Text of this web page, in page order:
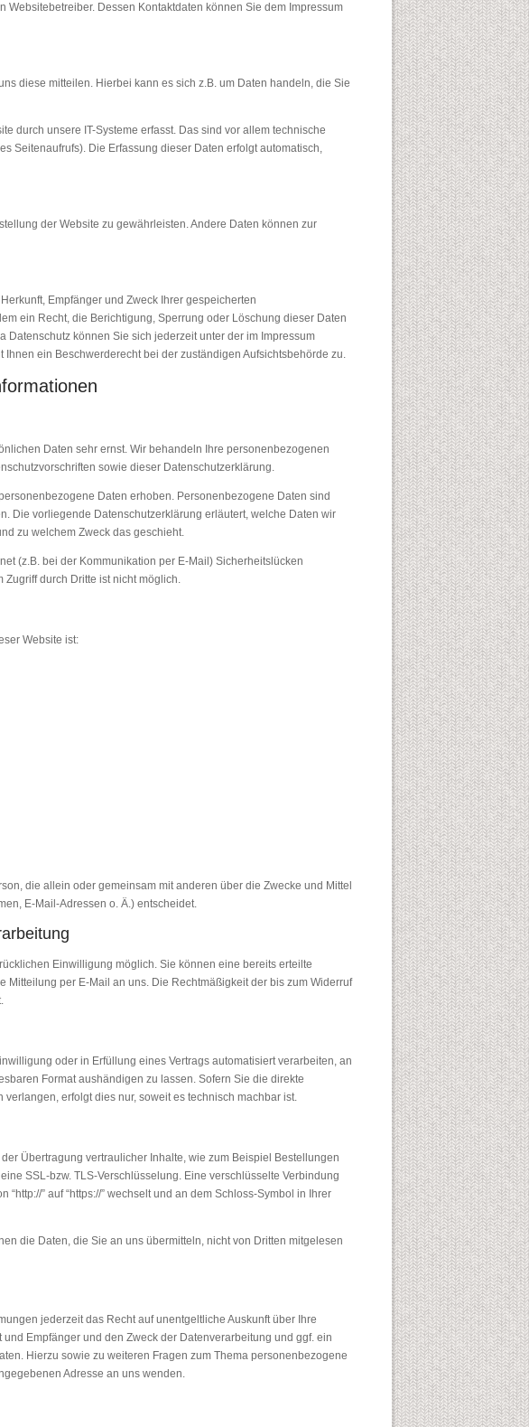
Websitebetreiber. Dessen Kontaktdaten können Sie dem Impressum
diese mitteilen. Hierbei kann es sich z.B. um Daten handeln, die Sie
durch unsere IT-Systeme erfasst. Das sind vor allem technische
Seitenaufrufs). Die Erfassung dieser Daten erfolgt automatisch,
der Website zu gewährleisten. Andere Daten können zur
Empfänger und Zweck Ihrer gespeicherten
ein Recht, die Berichtigung, Sperrung oder Löschung dieser Daten
können Sie sich jederzeit unter der im Impressum
ein Beschwerderecht bei der zuständigen Aufsichtsbehörde zu.
Daten sehr ernst. Wir behandeln Ihre personenbezogenen
sowie dieser Datenschutzerklärung.
Daten erhoben. Personenbezogene Daten sind
Die vorliegende Datenschutzerklärung erläutert, welche Daten wir
zu welchem Zweck das geschieht.
(z.B. bei der Kommunikation per E-Mail) Sicherheitslücken
durch Dritte ist nicht möglich.
Website ist:
die allein oder gemeinsam mit anderen über die Zwecke und Mittel
E-Mail-Adressen o. Ä.) entscheidet.
Einwilligung möglich. Sie können eine bereits erteilte
per E-Mail an uns. Die Rechtmäßigkeit der bis zum Widerruf
oder in Erfüllung eines Vertrags automatisiert verarbeiten, an
Format aushändigen zu lassen. Sofern Sie die direkte
erfolgt dies nur, soweit es technisch machbar ist.
Übertragung vertraulicher Inhalte, wie zum Beispiel Bestellungen
SSL-bzw. TLS-Verschlüsselung. Eine verschlüsselte Verbindung
” auf “https://” wechselt und an dem Schloss-Symbol in Ihrer
die Daten, die Sie an uns übermitteln, nicht von Dritten mitgelesen
jederzeit das Recht auf unentgeltliche Auskunft über Ihre
Empfänger und den Zweck der Datenverarbeitung und ggf. ein
Hierzu sowie zu weiteren Fragen zum Thema personenbezogene
Adresse an uns wenden.